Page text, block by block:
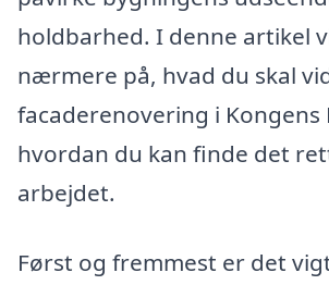
holdbarhed. I denne artikel
nærmere på, hvad du skal
facaderenovering i Kongens
hvordan du kan finde det
arbejdet.
Først og fremmest er det